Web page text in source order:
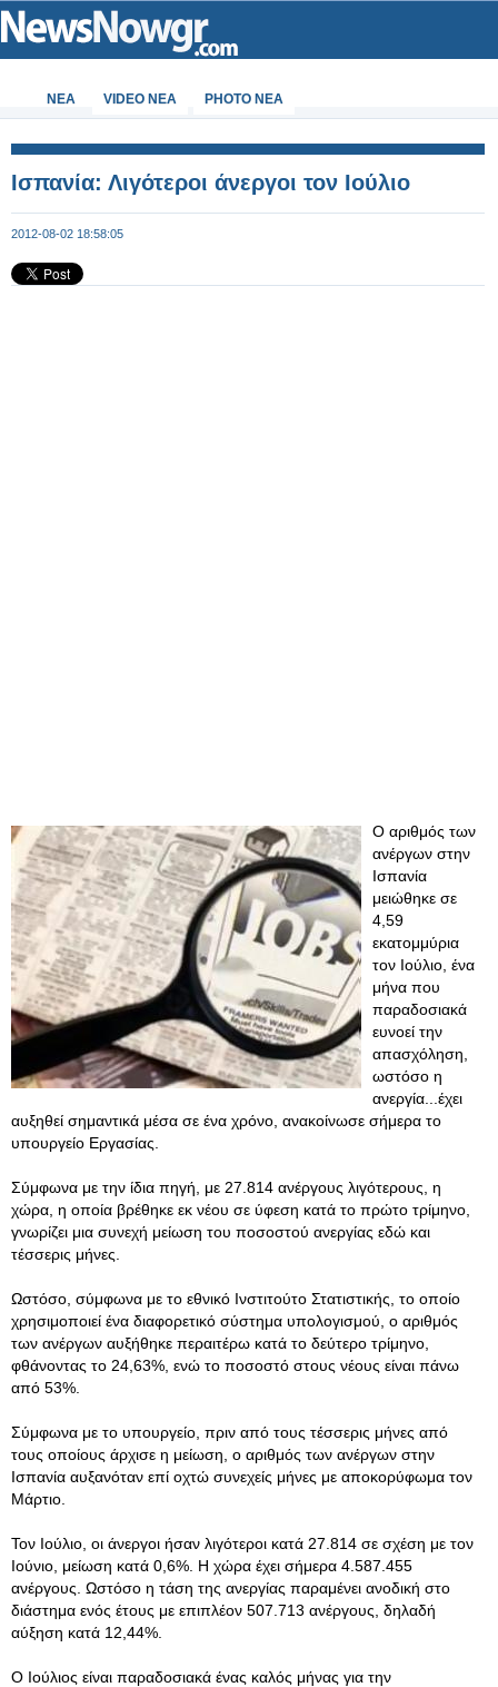
ΝΕΑ VIDEO NEA PHOTO NEA
Ισπανία: Λιγότεροι άνεργοι τον Ιούλιο
2012-08-02 18:58:05
Ο αριθμός των
ανέργων στην
Ισπανία
μειώθηκε σε
4,59
εκατομμύρια
τον Ιούλιο, ένα
μήνα που
παραδοσιακά
ευνοεί την
απασχόληση,
ωστόσο η
ανεργία...έχει
αυξηθεί σημαντικά μέσα σε ένα χρόνο, ανακοίνωσε σήμερα το
υπουργείο Εργασίας.
Σύμφωνα με την ίδια πηγή, με 27.814 ανέργους λιγότερους, η
χώρα, η οποία βρέθηκε εκ νέου σε ύφεση κατά το πρώτο τρίμηνο,
γνωρίζει μια συνεχή μείωση του ποσοστού ανεργίας εδώ και
τέσσερις μήνες.
Ωστόσο, σύμφωνα με το εθνικό Ινστιτούτο Στατιστικής, το οποίο
χρησιμοποιεί ένα διαφορετικό σύστημα υπολογισμού, ο αριθμός
των ανέργων αυξήθηκε περαιτέρω κατά το δεύτερο τρίμηνο,
φθάνοντας το 24,63%, ενώ το ποσοστό στους νέους είναι πάνω
από 53%.
Σύμφωνα με το υπουργείο, πριν από τους τέσσερις μήνες από
τους οποίους άρχισε η μείωση, ο αριθμός των ανέργων στην
Ισπανία αυξανόταν επί οχτώ συνεχείς μήνες με αποκορύφωμα τον
Μάρτιο.
Τον Ιούλιο, οι άνεργοι ήσαν λιγότεροι κατά 27.814 σε σχέση με τον
Ιούνιο, μείωση κατά 0,6%. Η χώρα έχει σήμερα 4.587.455
ανέργους. Ωστόσο η τάση της ανεργίας παραμένει ανοδική στο
διάστημα ενός έτους με επιπλέον 507.713 ανέργους, δηλαδή
αύξηση κατά 12,44%.
Ο Ιούλιος είναι παραδοσιακά ένας καλός μήνας για την